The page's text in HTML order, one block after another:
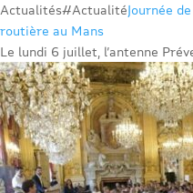
Actualités#ActualitéJournée
routière au Mans
Le lundi 6 juillet, l’antenne